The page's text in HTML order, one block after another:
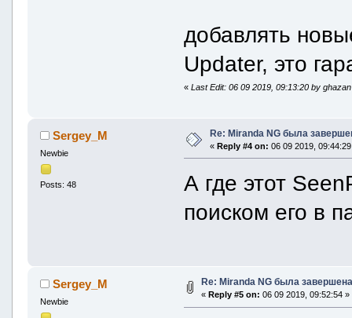
добавлять
Updater, это
«Last Edit: 06 09 2019, 09:13:20 by ghazan
Sergey_M
Newbie
Posts: 48
Re: Miranda NG была
« Reply #4 on: 06 09 2019,
А где этот
поиском его в
Sergey_M
Newbie
Re: Miranda NG была
« Reply #5 on: 06 09 2019, 09:52:54 »